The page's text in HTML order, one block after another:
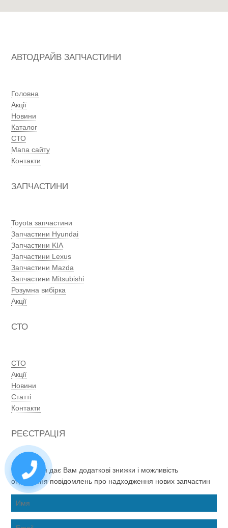
АВТОДРАЙВ ЗАПЧАСТИНИ
Головна
Акції
Новини
Каталог
СТО
Мапа сайту
Контакти
ЗАПЧАСТИНИ
Toyota запчастини
Запчастини Hyundai
Запчастини KIA
Запчастини Lexus
Запчастини Mazda
Запчастини Mitsubishi
Розумна вибірка
Акції
СТО
СТО
Акції
Новини
Статті
Контакти
РЕЄСТРАЦІЯ
Реєстрація дає Вам додаткові знижки і можливість
отримання повідомлень про надходження нових запчастин